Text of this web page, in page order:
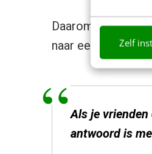
Zelf
Daarom in dit
naar een relaxter
Als je
antwoord is